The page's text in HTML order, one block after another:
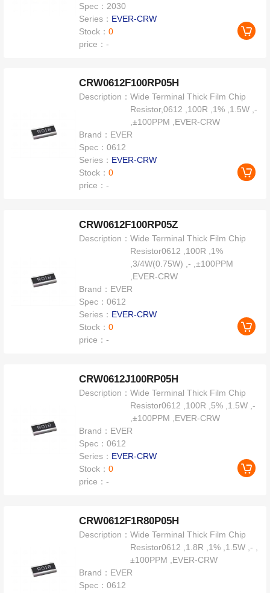
Spec： 2030
Series： EVER-CRW
Stock：0
price：-
CRW0612F100RP05H
Description：Wide Terminal Thick Film Chip
Resistor,0612 ,100R ,1% ,1.5W ,-
,±100PPM ,EVER-CRW
Brand： EVER
Spec：0612
Series： EVER-CRW
Stock：0
price：-
CRW0612F100RP05Z
Description：Wide Terminal Thick Film Chip
Resistor0612 ,100R ,1%
,3/4W(0.75W) ,- ,±100PPM
,EVER-CRW
Brand： EVER
Spec：0612
Series： EVER-CRW
Stock：0
price：-
CRW0612J100RP05H
Description：Wide Terminal Thick Film Chip
Resistor0612 ,100R ,5% ,1.5W ,-
,±100PPM ,EVER-CRW
Brand： EVER
Spec：0612
Series： EVER-CRW
Stock：0
price：-
CRW0612F1R80P05H
Description：Wide Terminal Thick Film Chip
Resistor0612 ,1.8R ,1% ,1.5W ,- ,
±100PPM ,EVER-CRW
Brand： EVER
Spec：0612